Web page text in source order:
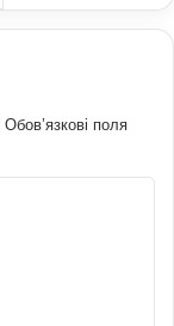
Обов’язкові поля